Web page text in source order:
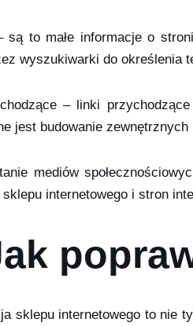
są to małe informacje o
wyszukiwarki do określenia
– linki
jest budowanie
mediów
internetowego i stron
sklepu internetowego to nie